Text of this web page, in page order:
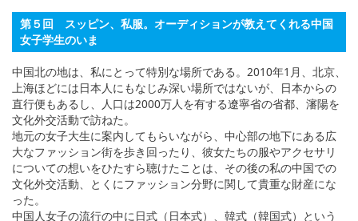
Bahasa Indonesia
第５回 スッピン、私服。オーディションが教えてくれる中国
女子学生のいま
中国北の地は、私にとって特別な場所である。2010年1月、北京、
上海ほどには日本人にもなじみ深い場所ではないが、日本からの
直行便もあるし、人口は2000万人を有する遼寧省の省都、瀋陽を
文化外交活動で訪ねた。
地元の女子大生に案内してもらいながら、中心部の地下にある広
大なファッション街を歩き回ったり、彼女たちの服やアクセサリ
についての想いをひたすら聴けたことは、その後の私の中国での
文化外交活動、とくにファッション分野に関して貴重な財産にな
った。
中国人女子の流行の中に日式（日本式）、韓式（韓国式）という